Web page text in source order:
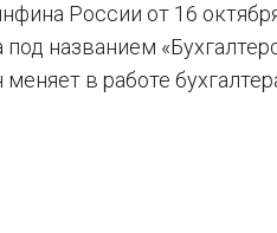
России от 16
названием
в работе